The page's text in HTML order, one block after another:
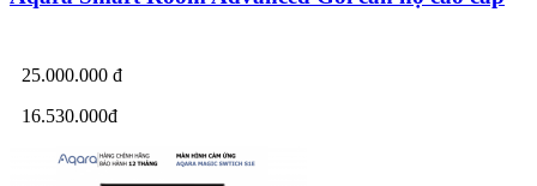
25.000.000 đ
16.530.000đ